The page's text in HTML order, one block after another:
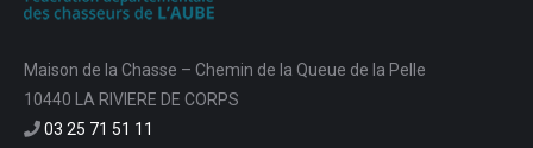
Maison de la Chasse – Chemin de la Queue de la Pelle
10440 LA RIVIERE DE CORPS
03 25 71 51 11